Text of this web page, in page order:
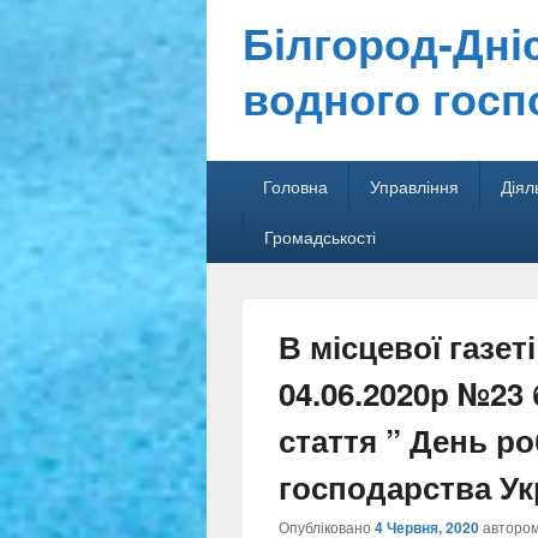
Білгород-
водного
меню
Головна Управління
Громадськості
Secondary
В місцевої
04.06.2020р №23
стаття ” День
господарства
Опубліковано 4 Червня, 2020